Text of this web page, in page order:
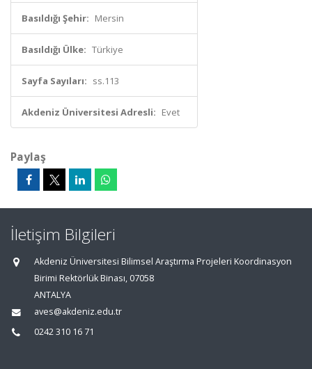
Basıldığı Şehir: Mersin
Basıldığı Ülke: Türkiye
Sayfa Sayıları: ss.113
Akdeniz Üniversitesi Adresli: Evet
Paylaş
İletişim Bilgileri
Akdeniz Üniversitesi Bilimsel Araştırma Projeleri Koordinasyon
Birimi Rektörlük Binası, 07058
ANTALYA
aves@akdeniz.edu.tr
0242 310 16 71